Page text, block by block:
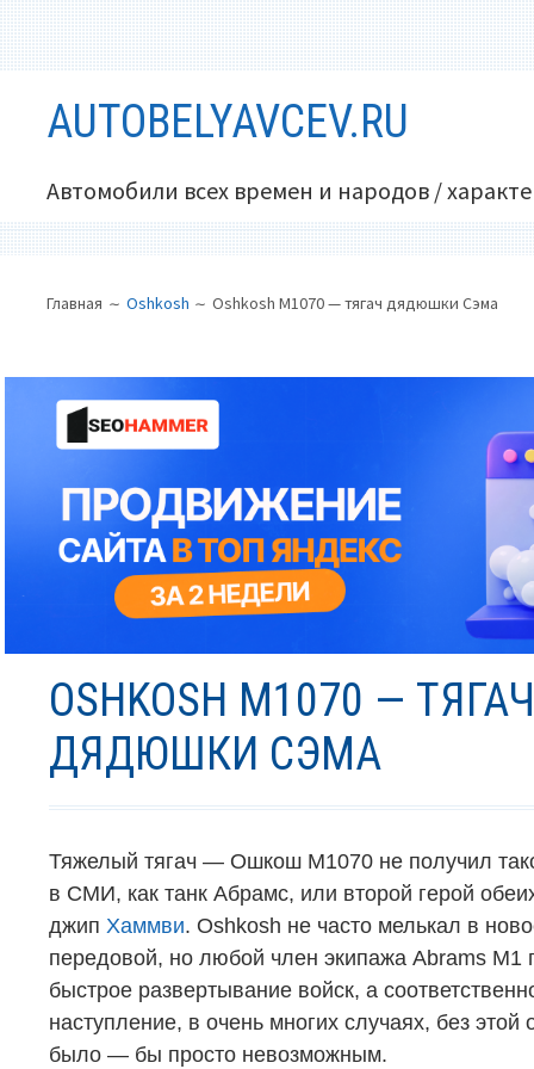
содержимомуAUTOBELYAVCEV.RU
Автомобили всех времен и народов /
МЕНЮ
САЙТЕ
(ХЛЕБНЫЕ
КРОШКИ)
Главная Oshkosh Oshkosh M1070 — тягач дядюшки Сэма
OSHKOSH M1070 —
ДЯДЮШКИ СЭМА
Тяжелый тягач — Ошкош М1070 не получил
в СМИ, как танк Абрамс, или второй герой
джип Хаммви. Oshkosh не часто мелькал в
передовой, но любой член экипажаAbrams M1
быстрое развертывание войск, а
наступление, в очень многих случаях, без
было — бы просто невозможным.